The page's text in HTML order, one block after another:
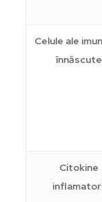
Celule ale
înnăscute
Citokine